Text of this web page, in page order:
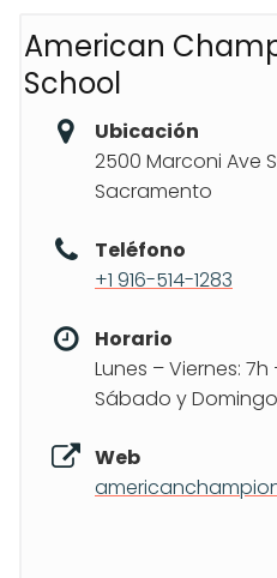
American
School
Ubicación
2500 Marconi Ave
Sacramento
Teléfono
+1 916-514-1283
Horario
Lunes – Viernes: 7h
Sábado y
Web